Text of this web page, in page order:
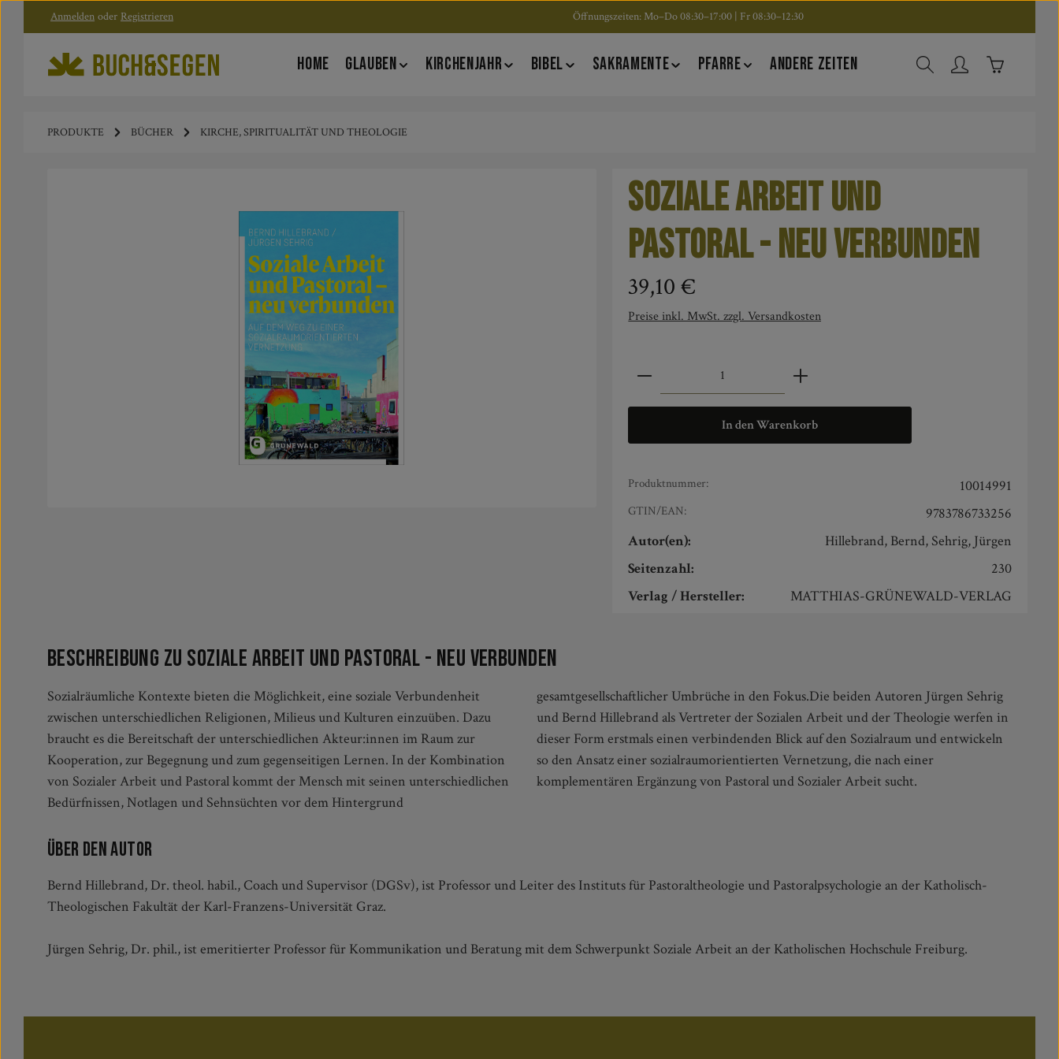
Zum Hauptinhalt springen
Zur Hauptnavigation springen
Anmelden oder Registrieren Öffnungszeiten: Mo–Do 08:30–17:00 | Fr 08:30–12:30
HOME GLAUBEN KIRCHENJAHR BIBEL SAKRAMENTE PFARRE ANDERE ZEITEN Warenkorb
PRODUKTE BÜCHER KIRCHE, SPIRITUALITÄT UND THEOLOGIE
Soziale Arbeit und
Pastoral - neu verbunden
Regulärer Preis:
39,10 €
Preise inkl. MwSt. zzgl. Versandkosten
Produkt Anzahl: Gib den gewünschten Wert ein oder
In den Warenkorb
Produktnummer: 10014991
GTIN/EAN:
9783786733256
Autor(en):
Hillebrand, Bernd, Sehrig, Jürgen
Seitenzahl:
230
Verlag / Hersteller:
MATTHIAS-GRÜNEWALD-VERLAG
Beschreibung zu Soziale Arbeit und Pastoral - neu verbunden
Sozialräumliche Kontexte bieten die Möglichkeit, eine soziale Verbundenheit
zwischen unterschiedlichen Religionen, Milieus und Kulturen einzuüben. Dazu
braucht es die Bereitschaft der unterschiedlichen Akteur:innen im Raum zur
Kooperation, zur Begegnung und zum gegenseitigen Lernen. In der Kombination
von Sozialer Arbeit und Pastoral kommt der Mensch mit seinen unterschiedlichen
Bedürfnissen, Notlagen und Sehnsüchten vor dem Hintergrund
gesamtgesellschaftlicher Umbrüche in den Fokus.Die beiden Autoren Jürgen Sehrig
und Bernd Hillebrand als Vertreter der Sozialen Arbeit und der Theologie werfen in
dieser Form erstmals einen verbindenden Blick auf den Sozialraum und entwickeln
so den Ansatz einer sozialraumorientierten Vernetzung, die nach einer
komplementären Ergänzung von Pastoral und Sozialer Arbeit sucht.
Über den Autor
Bernd Hillebrand, Dr. theol. habil., Coach und Supervisor (DGSv), ist Professor und Leiter des Instituts für Pastoraltheologie und Pastoralpsychologie an der Katholisch-
Theologischen Fakultät der Karl-Franzens-Universität Graz.
Jürgen Sehrig, Dr. phil., ist emeritierter Professor für Kommunikation und Beratung mit dem Schwerpunkt Soziale Arbeit an der Katholischen Hochschule Freiburg.